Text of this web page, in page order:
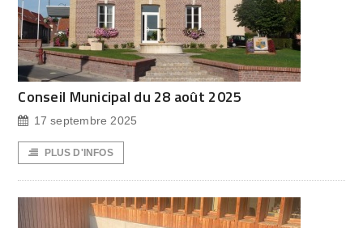
Conseil Municipal du 28 août 2025
17 septembre 2025
PLUS D'INFOS